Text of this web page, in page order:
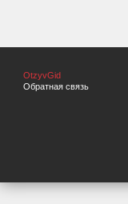
OtzyvGid
Обратная связь